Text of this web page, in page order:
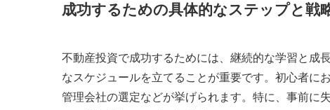
成功するための具体的なステップと戦
不動産投資で成功するためには、継続的な学習と成
なスケジュールを立てることが重要です。初心者に
管理会社の選定などが挙げられます。特に、事前に